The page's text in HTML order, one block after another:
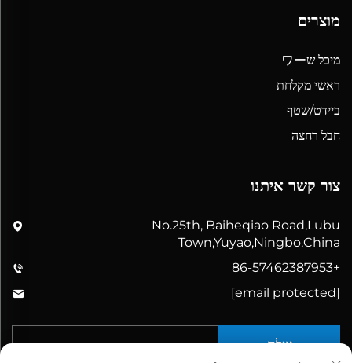
מוצרים
מיכל שワー
ראשי מקלחת
ביידט/שטף
חבל רחצה
צור קשר איתנו
No.25th, Baiheqiao Road,Lubu
Town,Yuyao,Ningbo,China
+86-57462387953
[email protected]
שלח